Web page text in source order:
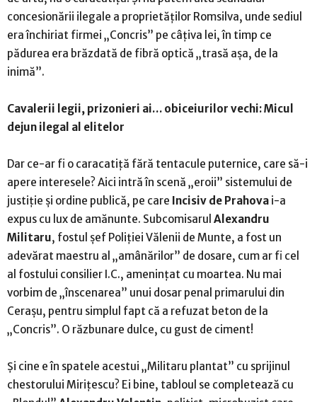
concesionării ilegale a proprietăților Romsilva, unde sediul
era închiriat firmei „Concris” pe câțiva lei, în timp ce
pădurea era brăzdată de fibră optică „trasă așa, de la
inimă”.
Cavalerii legii, prizonieri ai… obiceiurilor vechi: Micul
dejun ilegal al elitelor
Dar ce-ar fi o caracatiță fără tentacule puternice, care să-i
apere interesele? Aici intră în scenă „eroii” sistemului de
justiție și ordine publică, pe care Incisiv de Prahova i-a
expus cu lux de amănunte. Subcomisarul Alexandru
Militaru, fostul șef Poliției Vălenii de Munte, a fost un
adevărat maestru al „amânărilor” de dosare, cum ar fi cel
al fostului consilier I.C., amenințat cu moartea. Nu mai
vorbim de „înscenarea” unui dosar penal primarului din
Cerașu, pentru simplul fapt că a refuzat beton de la
„Concris”. O răzbunare dulce, cu gust de ciment!
Și cine e în spatele acestui „Militaru plantat” cu sprijinul
chestorului Mirițescu? Ei bine, tabloul se completează cu